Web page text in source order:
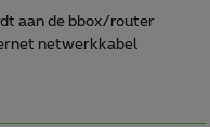
aan de bbox/router
netwerkkabel